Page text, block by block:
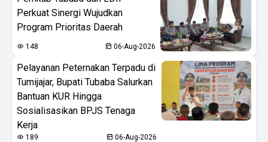
Perkuat Sinergi Wujudkan
Program Prioritas Daerah
148 06-Aug-2026
Pelayanan Peternakan Terpadu di
Tumijajar, Bupati Tubaba Salurkan
Bantuan KUR Hingga
Sosialisasikan BPJS Tenaga
Kerja
189 06-Aug-2026